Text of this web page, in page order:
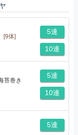
[9体]
5連
10連
苔巻き
5連
10連
5連